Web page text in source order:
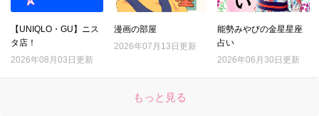
【UNIQLO・GU】ニス
タ店！
2026年08月03日更新
漫画の部屋
2026年07月13日更新
能勢みやびの金星星座
占い
2026年06月30日更新
もっと見る